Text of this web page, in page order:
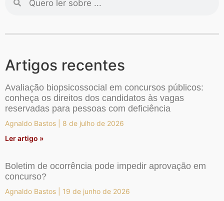
Artigos recentes
Avaliação biopsicossocial em concursos públicos:
conheça os direitos dos candidatos às vagas
reservadas para pessoas com deficiência
Agnaldo Bastos
8 de julho de 2026
Ler artigo »
Boletim de ocorrência pode impedir aprovação em
concurso?
Agnaldo Bastos
19 de junho de 2026